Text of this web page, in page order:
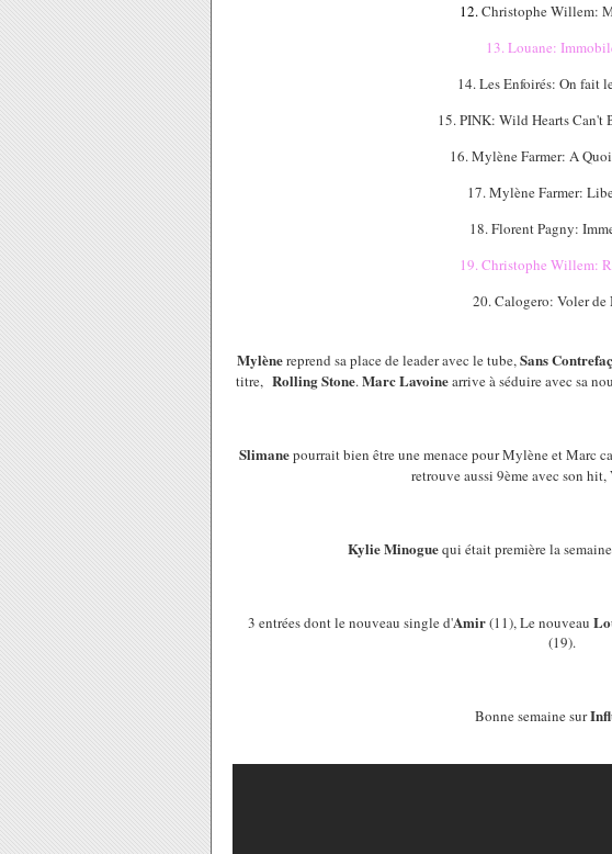
12.Christophe Willem:
13. Louane:
14. Les Enfoirés: On fait
15. PINK: Wild Hearts Can't
16. Mylène Farmer: A Quoi
17. Mylène Farmer:
18. Florent Pagny:
19. Christophe Willem:
20. Calogero: Voler de
Mylènereprend sa place de leader avec le tube,Sans
titre, Rolling Stone.Marc Lavoinearrive à séduire avec sa
Slimanepourrait bien être une menace pour Mylène et Marc
retrouve aussi 9ème avec son hit,
Kylie Minoguequi était première la
3 entrées dont le nouveau single d'Amir(11), Le nouveau
(19).
Bonne semaine sur